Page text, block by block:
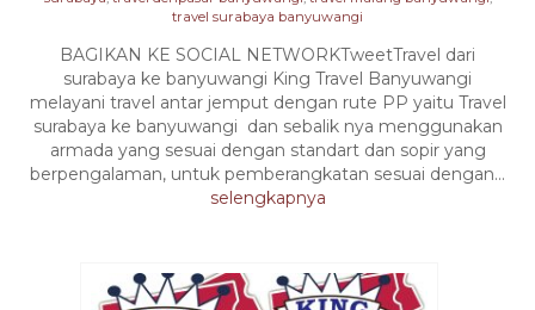
travel surabaya banyuwangi
BAGIKAN KE SOCIAL NETWORKTweetTravel dari
surabaya ke banyuwangi King Travel Banyuwangi
melayani travel antar jemput dengan rute PP yaitu Travel
surabaya ke banyuwangi dan sebalik nya menggunakan
armada yang sesuai dengan standart dan sopir yang
berpengalaman, untuk pemberangkatan sesuai dengan...
selengkapnya